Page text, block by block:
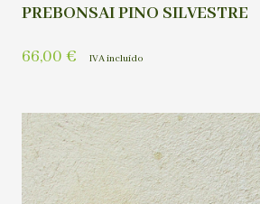
PREBONSAI PINO SILVESTRE
66,00 € IVA incluído